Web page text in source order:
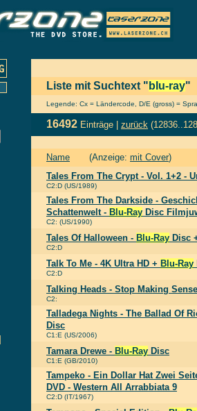
Liste mit Suchtext " blu-ray"
Legende: Cx = Ländercode, D/E (gross) =
16492 Einträge | zurück
Name (Anzeige: mit Cover)
Tales From The Crypt - Vol. 1+2 -
C2:D (US/1989)
Tales From The Darkside -
Schattenwelt - Blu-Ray Disc
C2: (US/1990)
Tales Of Halloween - Blu-Ray Disc
C2:D
Talk To Me - 4K Ultra HD + Blu-Ray
C2:D
Talking Heads - Stop Making
C2:
Talladega Nights - The Ballad Of
Disc
C1:E (US/2006)
Tamara Drewe - Blu-Ray Disc
C1:E (GB/2010)
Tampeko - Ein Dollar Hat Zwei
DVD - Western All Arrabbiata 9
C2:D (IT/1967)